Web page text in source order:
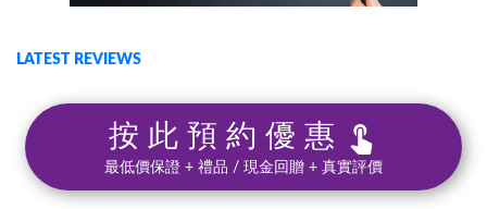
LATEST REVIEWS
按此預約優惠
最低價保證 + 禮品 / 現金回贈 + 真實評價